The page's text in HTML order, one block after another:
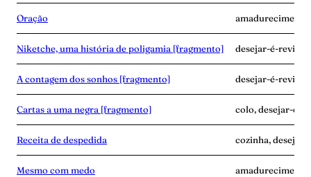
Oração
Niketche, uma história de poligamia [fragmento] desejar-é-revide,
A contagem dos sonhos [fragmento] desejar-é-
Cartas a uma negra [fragmento] colo, desejar-é-
Receita de despedida cozinha,
Mesmo com medo